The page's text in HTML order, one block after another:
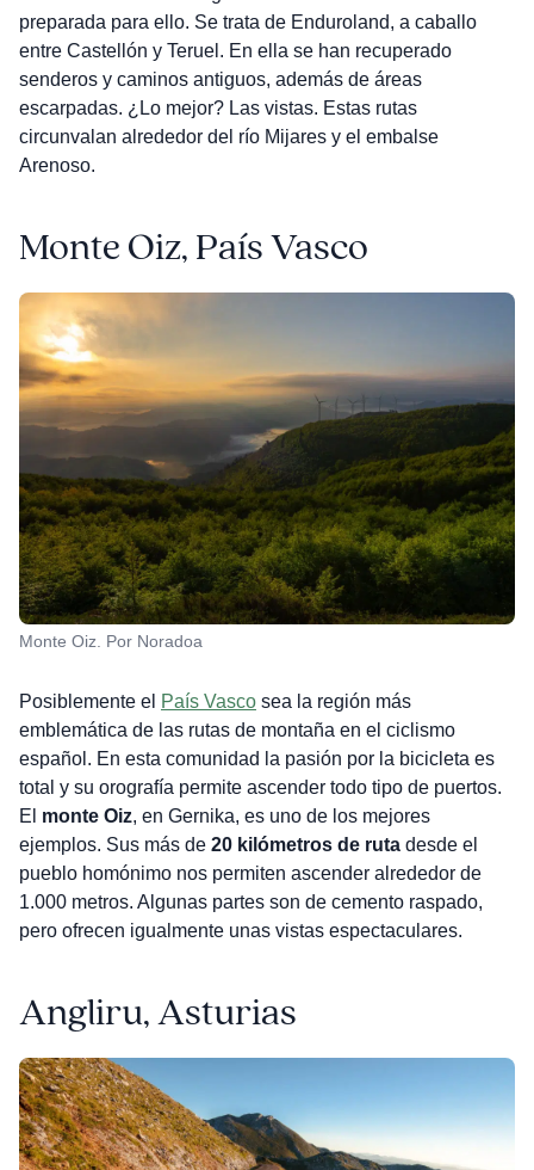
preparada para ello. Se trata de Enduroland, a caballo
entre Castellón y Teruel. En ella se han recuperado
senderos y caminos antiguos, además de áreas
escarpadas. ¿Lo mejor? Las vistas. Estas rutas
circunvalan alrededor del río Mijares y el embalse
Arenoso.
Monte Oiz, País Vasco
Monte Oiz. Por Noradoa
Posiblemente el País Vascosea la región más
emblemática de las rutas de montaña en el ciclismo
español. En esta comunidad la pasión por la bicicleta es
total y su orografía permite ascender todo tipo de puertos.
El monte Oiz, en Gernika, es uno de los mejores
ejemplos. Sus más de 20 kilómetros de rutadesde el
pueblo homónimo nos permiten ascender alrededor de
1.000 metros. Algunas partes son de cemento raspado,
pero ofrecen igualmente unas vistas espectaculares.
Angliru, Asturias